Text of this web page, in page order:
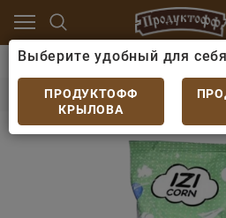
Попкорн и кукурузные
Попкорн
Выберите удобный для
ПРОДУКТОФФ
КРЫЛОВА